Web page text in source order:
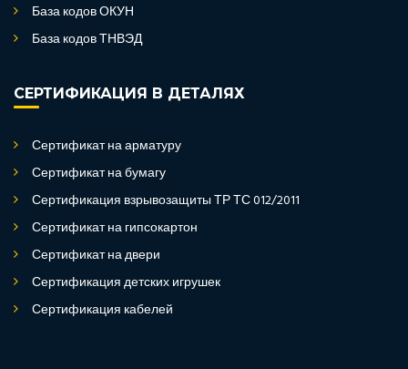
База кодов ОКУН
База кодов ТНВЭД
СЕРТИФИКАЦИЯ В ДЕТАЛЯХ
Сертификат на арматуру
Сертификат на бумагу
Сертификация взрывозащиты ТР ТС 012/2011
Сертификат на гипсокартон
Сертификат на двери
Сертификация детских игрушек
Сертификация кабелей